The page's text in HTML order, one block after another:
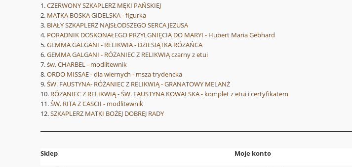
CZERWONY SZKAPLERZ MĘKI PAŃSKIEJ
MATKA BOSKA GIDELSKA - figurka
BIAŁY SZKAPLERZ NAJSŁODSZEGO SERCA JEZUSA
PORADNIK DOSKONAŁEGO PRZYLGNIĘCIA DO MARYI - Hubert Maria Gebhard
GEMMA GALGANI - RELIKWIA - DZIESIĄTKA RÓŻAŃCA
GEMMA GALGANI - RÓŻANIEC Z RELIKWIĄ czarny z etui
św. CHARBEL - modlitewnik
ORDO MISSAE - dla wiernych - msza trydencka
ŚW. FAUSTYNA- RÓŻANIEC Z RELIKWIĄ - GRANATOWY MELANŻ
RÓŻANIEC Z RELIKWIĄ - ŚW. FAUSTYNA KOWALSKA - komplet z etui i certyfikatem
ŚW. RITA Z CASCII - modlitewnik
SZKAPLERZ MATKI BOŻEJ DOBREJ RADY
Sklep Moje konto